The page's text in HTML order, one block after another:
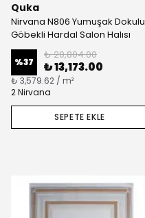
Quka
Nirvana N806 Yumuşak Dokulu
Göbekli Hardal Salon Halısı
%37
₺ 20,804.00
₺ 13,173.00
₺ 3,579.62 / m²
2 Nirvana
SEPETE EKLE